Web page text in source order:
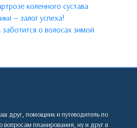
коленного сустава
— залог успеха!
о волосах зимой
друг, помощник и путеводитель по
вопросам планирования, ну и друг в